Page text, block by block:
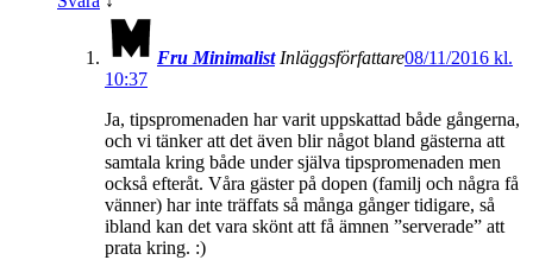
Fru Minimalist Inläggsförfattare08/11/2016 kl.
10:37
Ja, tipspromenaden har varit uppskattad både gångerna,
och vi tänker att det även blir något bland gästerna att
samtala kring både under själva tipspromenaden men
också efteråt. Våra gäster på dopen (familj och några få
vänner) har inte träffats så många gånger tidigare, så
ibland kan det vara skönt att få ämnen ”serverade” att
prata kring. :)